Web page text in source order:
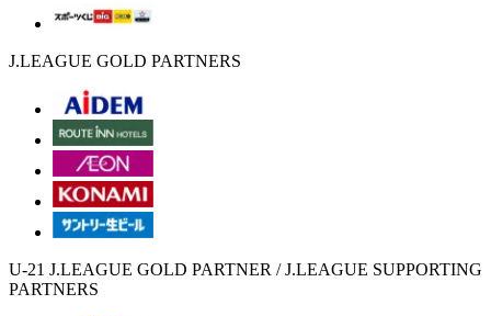
J.LEAGUE GOLD PARTNERS
U-21 J.LEAGUE GOLD PARTNER / J.LEAGUE SUPPORTING
PARTNERS